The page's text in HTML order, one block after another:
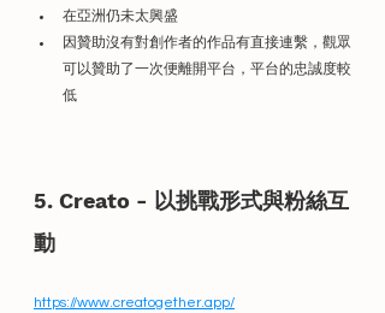
在亞洲仍未太興盛
因贊助沒有對創作者的作品有直接連繫，觀眾
可以贊助了一次便離開平台，平台的忠誠度較
低
5. Creato - 以挑戰形式與粉絲互
動
https://www.creatogether.app/